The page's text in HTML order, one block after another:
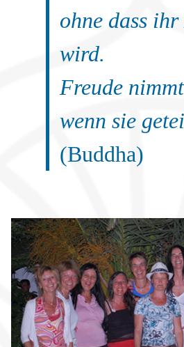
ohne dass
wird.
Freude
wenn sie
(Buddha)